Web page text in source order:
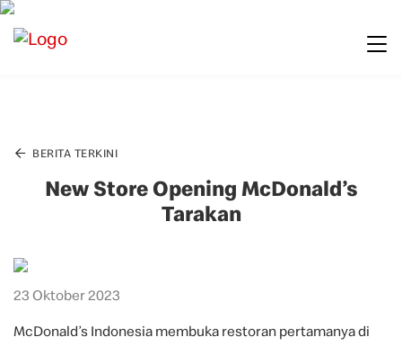
BERITA TERKINI
New Store Opening McDonald’s
Tarakan
23 Oktober 2023
McDonald’s Indonesia membuka restoran pertamanya di